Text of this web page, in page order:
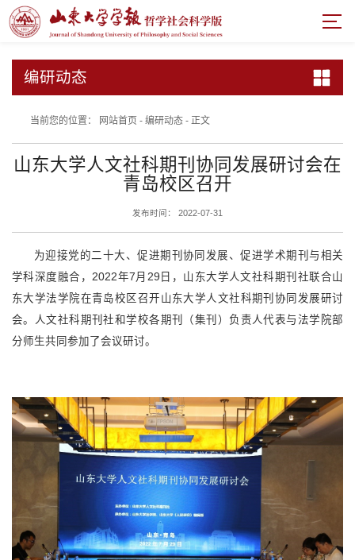
编研动态
当前您的位置： 网站首页- 编研动态- 正文
山东大学人文社科期刊协同发展研讨会在
青岛校区召开
发布时间： 2022-07-31
为迎接党的二十大、促进期刊协同发展、促进学术期刊与相关
学科深度融合， 2022年7 月 29 日，山东大学人文社科期刊社联合山
东大学法学院在青岛校区召开山东大学人文社科期刊协同发展研讨
会。人文社科期刊社和学校各期刊（集刊）负责人代表与法学院部
分师生共同参加了会议研讨。